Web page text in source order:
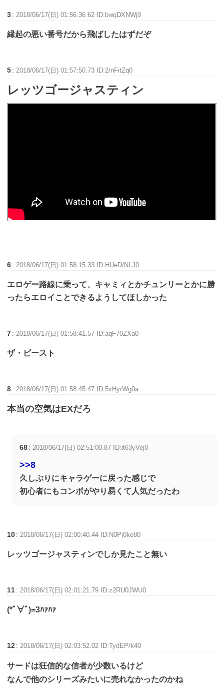
3 : 2018/06/17(日) 01:56:36.62 ID:bwqDXNWj0
縁起の悪い番号だから飛ばしたはずだぞ
5 : 2018/06/17(日) 01:57:50.73 ID:2/nFitZq0
レッツゴージャスティン
6 : 2018/06/17(日) 01:58:15.33 ID:HUeD/NLJ0
エロゲー路線に乗って、キャミィとかチュンリーとかに勝
ったらエロイことできるようしてほしかった
7 : 2018/06/17(日) 01:58:41.57 ID:aqF70ZXa0
ザ・ビースト
8 : 2018/06/17(日) 01:58:45.47 ID:5xHyrWg0a
本当の空気はEXだろ
68 : 2018/06/17(日) 02:51:00.87 ID:it63yVej0
>>8
久しぶりにキャラゲーに戻った感じで
初心者にもコンボがやり易くて人気だったわ
10 : 2018/06/17(日) 02:00:40.44 ID:N0Pj0ke80
レッツゴージャスティンでしか見たこと無い
11 : 2018/06/17(日) 02:01:21.79 ID:z2RU0JWU0
(*ﾟ∀ﾟ)=3ﾊｧﾊｧ
12 : 2018/06/17(日) 02:03:52.02 ID:TydEP/k40
サードは狂信的な信者が少数いるけど
なんで他のシリーズみたいに売れなかったのかね